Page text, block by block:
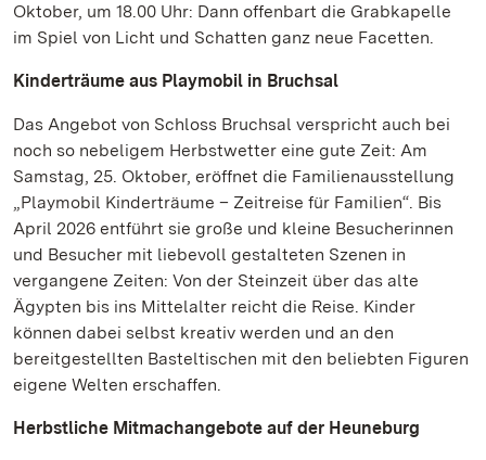
Oktober, um 18.00 Uhr: Dann offenbart die Grabkapelle
im Spiel von Licht und Schatten ganz neue Facetten.
Kinderträume aus Playmobil in Bruchsal
Das Angebot von Schloss Bruchsal verspricht auch bei
noch so nebeligem Herbstwetter eine gute Zeit: Am
Samstag, 25. Oktober, eröffnet die Familienausstellung
„Playmobil Kinderträume – Zeitreise für Familien“. Bis
April 2026 entführt sie große und kleine Besucherinnen
und Besucher mit liebevoll gestalteten Szenen in
vergangene Zeiten: Von der Steinzeit über das alte
Ägypten bis ins Mittelalter reicht die Reise. Kinder
können dabei selbst kreativ werden und an den
bereitgestellten Basteltischen mit den beliebten Figuren
eigene Welten erschaffen.
Herbstliche Mitmachangebote auf der Heuneburg